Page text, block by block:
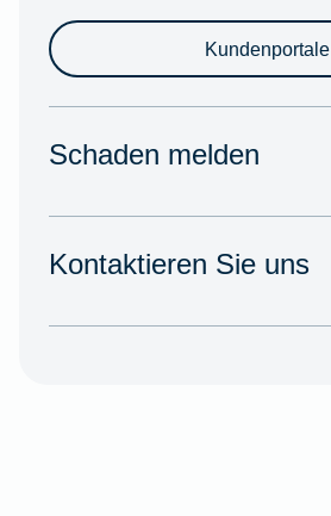
Kundenportale
Schaden melden
Kontaktieren Sie uns